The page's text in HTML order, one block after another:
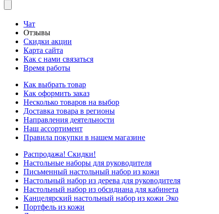
Чат
Отзывы
Скидки акции
Карта сайта
Как с нами связаться
Время работы
Как выбрать товар
Как оформить заказ
Несколько товаров на выбор
Доставка товара в регионы
Направления деятельности
Наш ассортимент
Правила покупки в нашем магазине
Распродажа! Скидки!
Настольные наборы для руководителя
Письменный настольный набор из кожи
Настольный набор из дерева для руководителя
Настольный набор из обсидиана для кабинета
Канцелярский настольный набор из кожи Эко
Портфель из кожи